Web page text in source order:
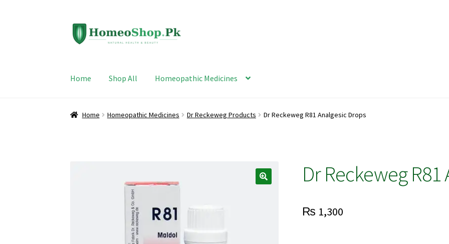
Skip
to
Skip
to
Home Shop All Homeopathic Medicines
Home Homeopathic Medicines Dr Reckeweg Products Dr Reckeweg R81 Analgesic Drops
Dr Reckeweg
₨ 1,300